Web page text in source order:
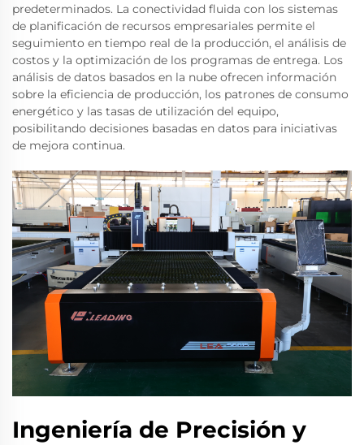
predeterminados. La conectividad fluida con los sistemas
de planificación de recursos empresariales permite el
seguimiento en tiempo real de la producción, el análisis de
costos y la optimización de los programas de entrega. Los
análisis de datos basados en la nube ofrecen información
sobre la eficiencia de producción, los patrones de consumo
energético y las tasas de utilización del equipo,
posibilitando decisiones basadas en datos para iniciativas
de mejora continua.
Ingeniería de Precisión y